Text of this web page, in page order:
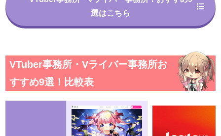
選はこちら
VTuber事務所・Vライバー事務所お
すすめ9選！比較表